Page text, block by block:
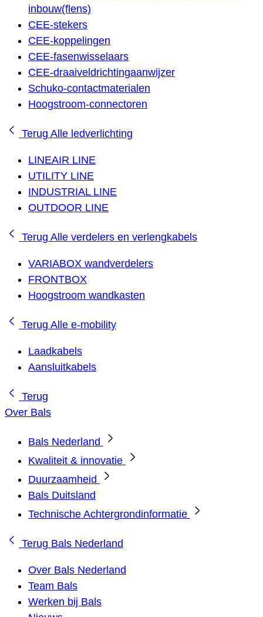
inbouw(flens)
CEE-stekers
CEE-koppelingen
CEE-fasenwisselaars
CEE-draaiveldrichtingaanwijzer
Schuko-contactmaterialen
Hoogstroom-connectoren
Terug Alle ledverlichting
LINEAIR LINE
UTILITY LINE
INDUSTRIAL LINE
OUTDOOR LINE
Terug Alle verdelers en verlengkabels
VARIABOX wandverdelers
FRONTBOX
Hoogstroom wandkasten
Terug Alle e-mobility
Laadkabels
Aansluitkabels
Terug
Over Bals
Bals Nederland
Kwaliteit & innovatie
Duurzaamheid
Bals Duitsland
Technische Achtergrondinformatie
Terug Bals Nederland
Over Bals Nederland
Team Bals
Werken bij Bals